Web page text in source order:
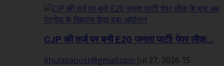
CJP की तर्ज पर बनी E20 जनता पार्टी! पेपर लीक...
khulasapost@gmail.com Jul 27, 2026 15